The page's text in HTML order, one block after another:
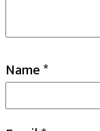
Name*